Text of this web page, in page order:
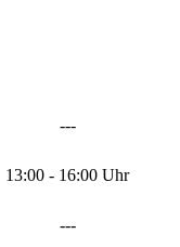
---
13:00 - 16:00 Uhr
---